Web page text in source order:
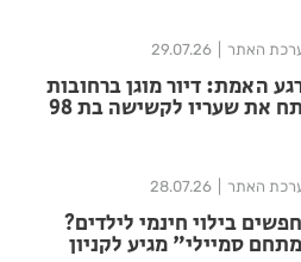
האתר 29.07.26
האמת: דיור מוגן ברחובות
פתח את שעריו לקשישה בת 98
האתר 28.07.26
בילוי חינמי לילדים?
סמיילי" מגיע לקניון